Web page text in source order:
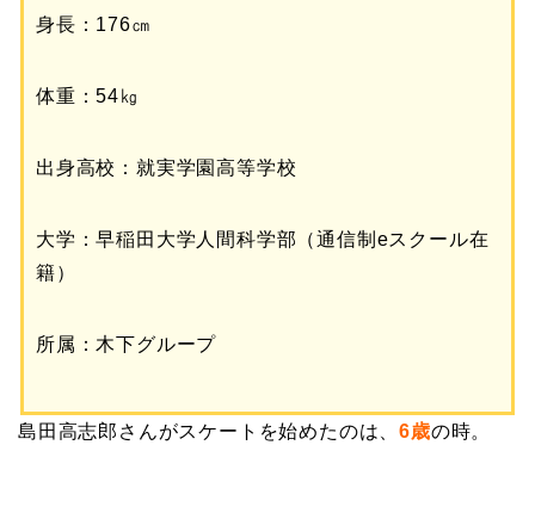
身長：176㎝
体重：54㎏
出身高校：就実学園高等学校
大学：早稲田大学人間科学部（通信制eスクール在
籍）
所属：木下グループ
島田高志郎さんがスケートを始めたのは、6歳の時。